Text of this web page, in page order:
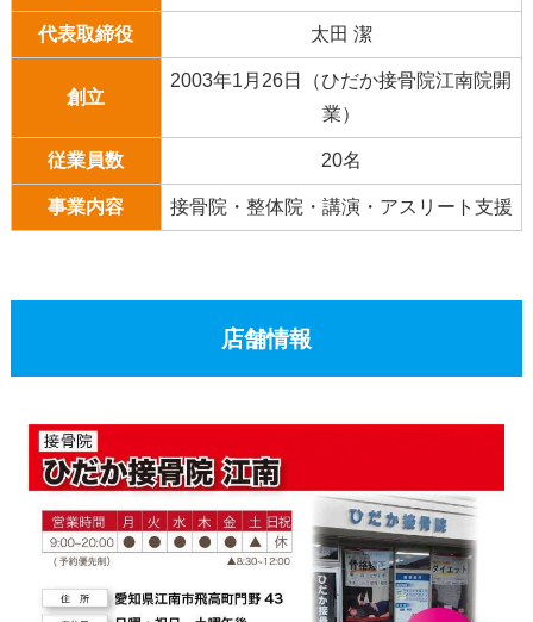
代表取締役 太田 潔
創立
2003年1月26日（ひだか接骨院江南院開
業）
従業員数 20名
事業内容 接骨院・整体院・講演・アスリート支援
店舗情報